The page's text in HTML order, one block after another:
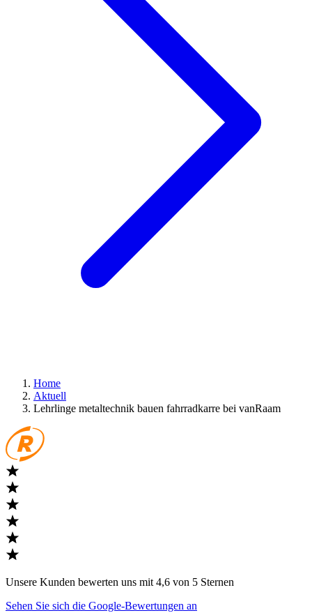
Home
Aktuell
Lehrlinge metaltechnik bauen fahrradkarre bei vanRaam
Unsere Kunden bewerten uns mit 4,6 von 5 Sternen
Sehen Sie sich die Google-Bewertungen an